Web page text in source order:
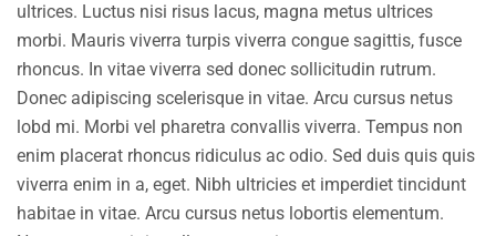
ultrices. Luctus nisi risus lacus, magna metus ultrices
morbi. Mauris viverra turpis viverra congue sagittis, fusce
rhoncus. In vitae viverra sed donec sollicitudin rutrum.
Donec adipiscing scelerisque in vitae. Arcu cursus netus
lobd mi. Morbi vel pharetra convallis viverra. Tempus non
enim placerat rhoncus ridiculus ac odio. Sed duis quis quis
viverra enim in a, eget. Nibh ultricies et imperdiet tincidunt
habitae in vitae. Arcu cursus netus lobortis elementum.